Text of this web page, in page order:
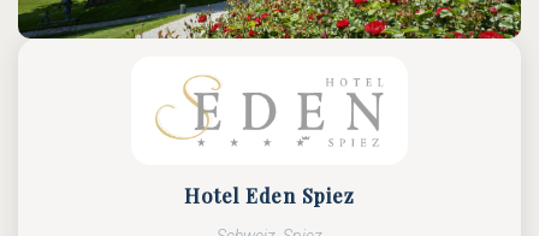
Hotel Eden Spiez